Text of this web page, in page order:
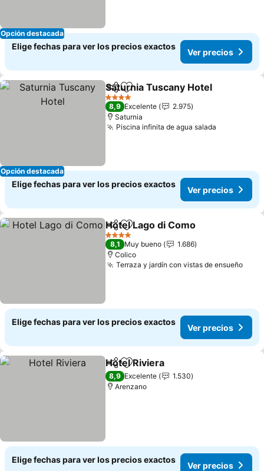
Opción destacada
Elige fechas para ver los precios exactos
Ver precios
Opción destacada
CompartirAgregar a favoritos
Saturnia Tuscany Hotel
4 Estrellas
8,9 Excelente
2.975
Saturnia
Piscina infinita de agua salada
Elige fechas para ver los precios exactos
Ver precios
CompartirAgregar a favoritos
Hotel Lago di Como
4 Estrellas
8,1 Muy bueno
1.686
Colico
Terraza y jardín con vistas de ensueño
Elige fechas para ver los precios exactos
Ver precios
CompartirAgregar a favoritos
Hotel Riviera
8,9 Excelente
1.530
Arenzano
Elige fechas para ver los precios exactos
Ver precios